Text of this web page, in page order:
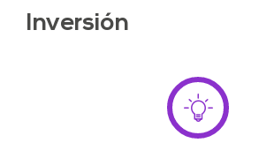
Inversión